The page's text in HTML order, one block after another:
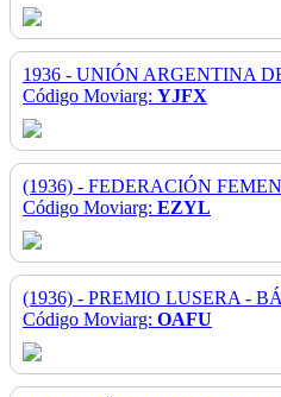
1936 - UNIÓN ARGENTINA
Código Moviarg: YJFX
(1936) - FEDERACIÓN
Código Moviarg: EZYL
(1936) - PREMIO LUSERA -
Código Moviarg: OAFU